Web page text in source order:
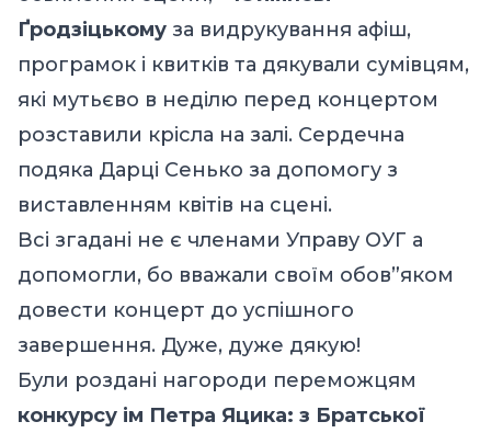
Ґродзіцькому за видрукування афіш,
програмок і квитків та дякували сумівцям,
які мутьєво в неділю перед концертом
розставили крісла на залі. Сердечна
подяка Дарці Сенько за допомогу з
виставленням квітів на сцені.
Всі згадані не є членами Управу ОУГ а
допомогли, бо вважали своїм обов”яком
довести концерт до успішного
завершення. Дуже, дуже дякую!
Були роздані нагороди переможцям
конкурсу ім Петра Яцика: з Братської